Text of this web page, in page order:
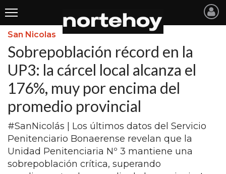
Últimas
Noticias
INICIO
NOTICIAS RECIENTES
SAN NICOLAS
RAMALLO
SAN PEDRO
San Nicolas
Sobrepoblación récord en la
UP3: la cárcel local alcanza el
176%, muy por encima del
promedio provincial
#SanNicolás | Los últimos datos del Servicio
Penitenciario Bonaerense revelan que la
Unidad Penitenciaria Nº 3 mantiene una
sobrepoblación crítica, superando